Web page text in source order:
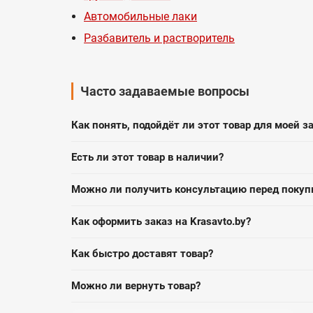
Автомобильные лаки
Разбавитель и растворитель
Часто задаваемые вопросы
Как понять, подойдёт ли этот товар для моей
Есть ли этот товар в наличии?
Можно ли получить консультацию перед
Как оформить заказ на Krasavto.by?
Как быстро доставят товар?
Можно ли вернуть товар?